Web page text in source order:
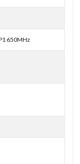
650MHz